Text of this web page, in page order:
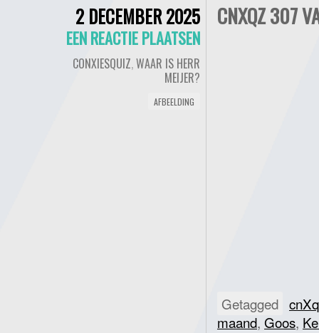
2 DECEMBER 2025
EEN REACTIE PLAATSEN
CONXIESQUIZ,WAAR IS HERR
MEIJER?
AFBEELDING
CNXQZ 307
Getagged
maand, Goos,